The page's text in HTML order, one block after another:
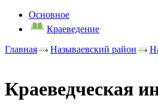
Основное
Краеведение
Главная
Называевский район
Краеведческая